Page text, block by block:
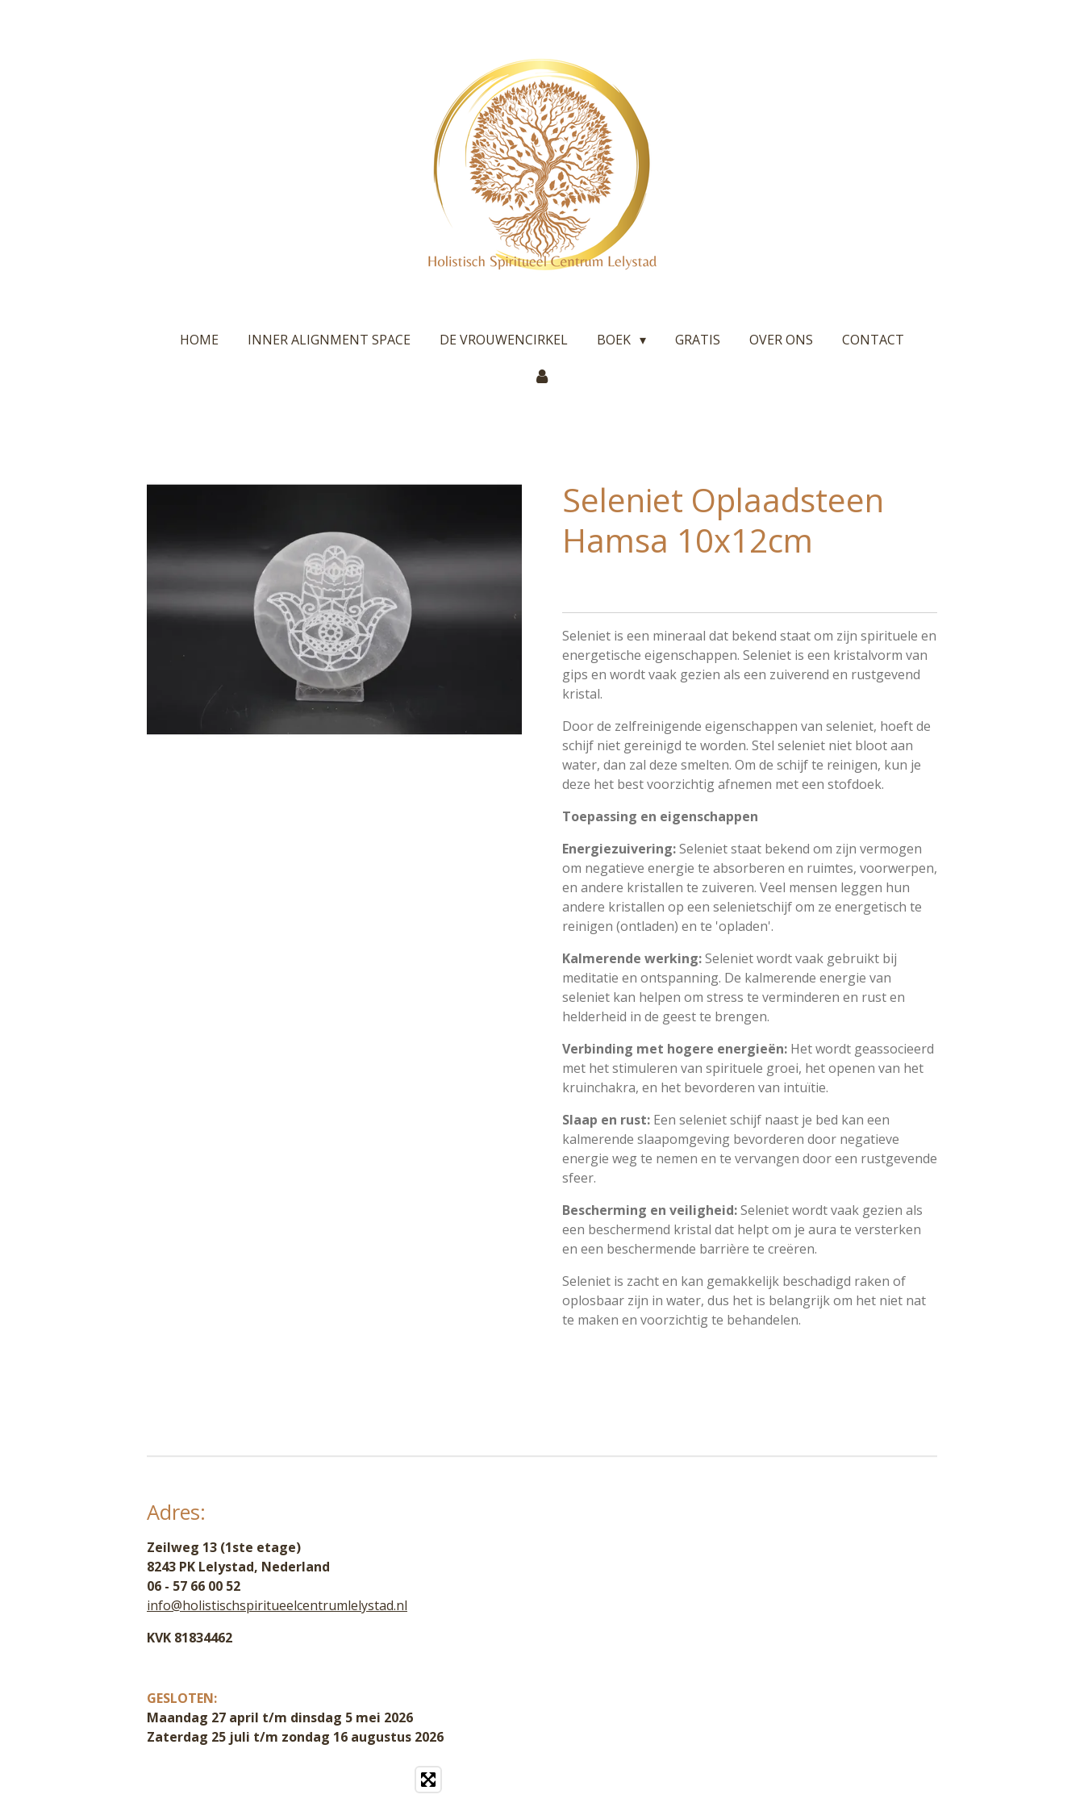
HOME INNER ALIGNMENT SPACE DE VROUWENCIRKEL BOEK GRATIS OVER ONS CONTACT
Seleniet Oplaadsteen
Hamsa 10x12cm
Seleniet is een mineraal dat bekend staat om zijn spirituele en
energetische eigenschappen. Seleniet is een kristalvorm van
gips en wordt vaak gezien als een zuiverend en rustgevend
kristal.
Door de zelfreinigende eigenschappen van seleniet, hoeft de
schijf niet gereinigd te worden. Stel seleniet niet bloot aan
water, dan zal deze smelten. Om de schijf te reinigen, kun je
deze het best voorzichtig afnemen met een stofdoek.
Toepassing en eigenschappen
Energiezuivering:Seleniet staat bekend om zijn vermogen
om negatieve energie te absorberen en ruimtes, voorwerpen,
en andere kristallen te zuiveren. Veel mensen leggen hun
andere kristallen op een selenietschijf om ze energetisch te
reinigen (ontladen) en te 'opladen'.
Kalmerende werking:Seleniet wordt vaak gebruikt bij
meditatie en ontspanning. De kalmerende energie van
seleniet kan helpen om stress te verminderen en rust en
helderheid in de geest te brengen.
Verbinding met hogere energieën: Het wordt geassocieerd
met het stimuleren van spirituele groei, het openen van het
kruinchakra, en het bevorderen van intuïtie.
Slaap en rust: Een seleniet schijf naast je bed kan een
kalmerende slaapomgeving bevorderen door negatieve
energie weg te nemen en te vervangen door een rustgevende
sfeer.
Bescherming en veiligheid:Seleniet wordt vaak gezien als
een beschermend kristal dat helpt om je aura te versterken
en een beschermende barrière te creëren.
Seleniet is zacht en kan gemakkelijk beschadigd raken of
oplosbaar zijn in water, dus het is belangrijk om het niet nat
te maken en voorzichtig te behandelen.
Adres:
Zeilweg 13 (1ste etage)
8243 PK Lelystad, Nederland
06 - 57 66 00 52
info@holistischspiritueelcentrumlelystad.nl
KVK 81834462
GESLOTEN:
Maandag 27 april t/m dinsdag 5 mei 2026
Zaterdag 25 juli t/m zondag 16 augustus 2026